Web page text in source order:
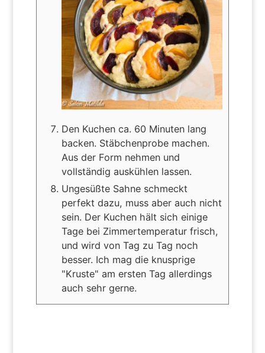
Den Kuchen ca. 60 Minuten lang
backen. Stäbchenprobe machen.
Aus der Form nehmen und
vollständig auskühlen lassen.
Ungesüßte Sahne schmeckt
perfekt dazu, muss aber auch nicht
sein. Der Kuchen hält sich einige
Tage bei Zimmertemperatur frisch,
und wird von Tag zu Tag noch
besser. Ich mag die knusprige
"Kruste" am ersten Tag allerdings
auch sehr gerne.